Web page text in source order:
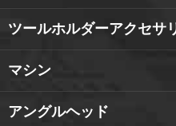
ツールホルダーアクセサ
マシン
アングルヘッド